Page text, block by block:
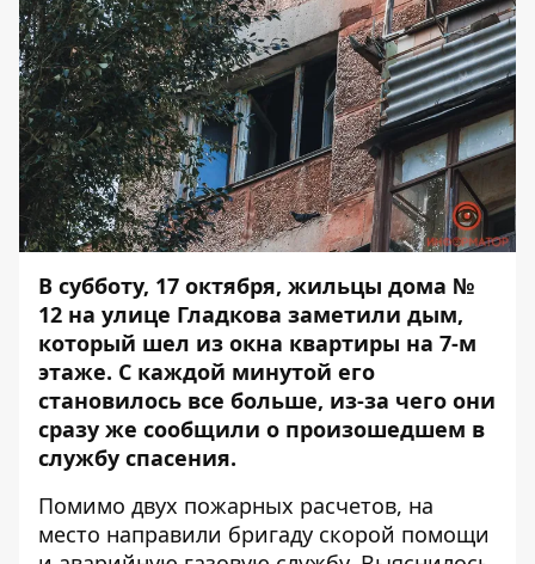
В субботу, 17 октября, жильцы дома №
12 на улице Гладкова заметили дым,
который шел из окна квартиры на 7-м
этаже. С каждой минутой его
становилось все больше, из-за чего они
сразу же сообщили о произошедшем в
службу спасения.
Помимо двух пожарных расчетов, на
место направили бригаду скорой помощи